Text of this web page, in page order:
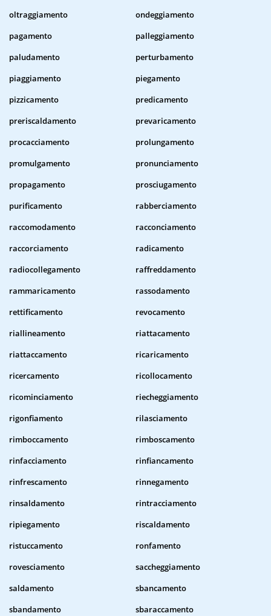
oltraggiamento
ondeggiamento
pagamento
palleggiamento
paludamento
perturbamento
piaggiamento
piegamento
pizzicamento
predicamento
preriscaldamento
prevaricamento
procacciamento
prolungamento
promulgamento
pronunciamento
propagamento
prosciugamento
purificamento
rabberciamento
raccomodamento
racconciamento
raccorciamento
radicamento
radiocollegamento
raffreddamento
rammaricamento
rassodamento
rettificamento
revocamento
riallineamento
riattacamento
riattaccamento
ricaricamento
ricercamento
ricollocamento
ricominciamento
riecheggiamento
rigonfiamento
rilasciamento
rimboccamento
rimboscamento
rinfacciamento
rinfiancamento
rinfrescamento
rinnegamento
rinsaldamento
rintracciamento
ripiegamento
riscaldamento
ristuccamento
ronfamento
rovesciamento
saccheggiamento
saldamento
sbancamento
sbandamento
sbaraccamento